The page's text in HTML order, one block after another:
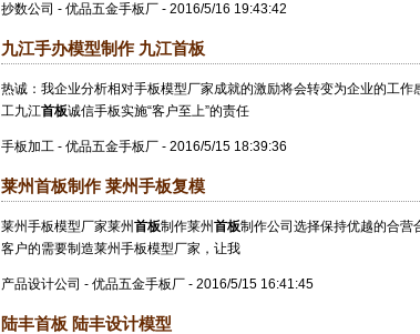
抄数公司 - 优品五金手板厂 - 2016/5/16 19:43:42
九江手办模型制作 九江首板
热诚：我企业分析相对手板模型厂家成就的激励将会转变为企业的工
工九江首板诚信手板实施“客户至上”的责任
手板加工 - 优品五金手板厂 - 2016/5/15 18:39:36
莱州首板制作 莱州手板复模
莱州手板模型厂家莱州首板制作莱州首板制作公司选择保持优越的合营
客户的需要制造莱州手板模型厂家，让我
产品设计公司 - 优品五金手板厂 - 2016/5/15 16:41:45
陆丰首板 陆丰设计模型